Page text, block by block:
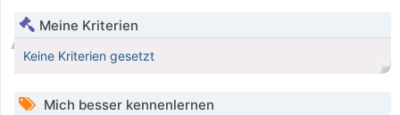
Meine Kriterien
Keine Kriterien gesetzt
Mich besser kennenlernen